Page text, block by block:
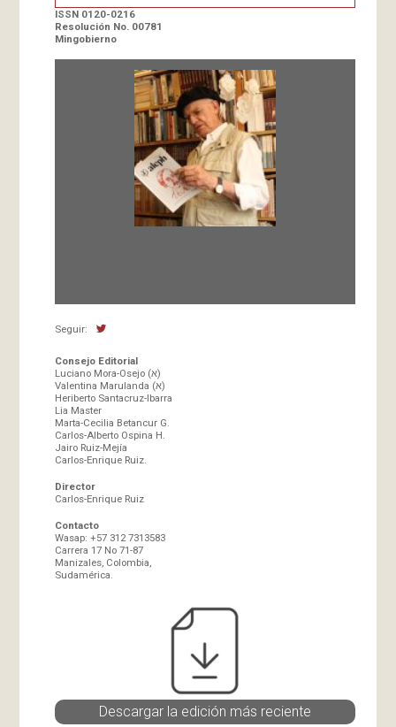
ISSN 0120-0216
Resolución No. 00781
Mingobierno
Seguir:
Consejo Editorial
Luciano Mora-Osejo (א)
Valentina Marulanda (א)
Heriberto Santacruz-Ibarra
Lia Master
Marta-Cecilia Betancur G.
Carlos-Alberto Ospina H.
Jairo Ruiz-Mejía
Carlos-Enrique Ruiz.
Director
Carlos-Enrique Ruiz
Contacto
Wasap: +57 312 7313583
Carrera 17 No 71-87
Manizales, Colombia,
Sudamérica.
Descargar la edición más reciente